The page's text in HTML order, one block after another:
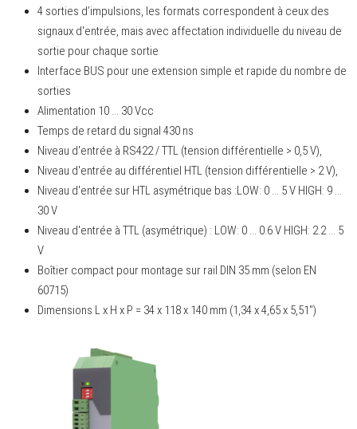
4 sorties d’impulsions, les formats correspondent à ceux des
signaux d'entrée, mais avec affectation individuelle du niveau de
sortie pour chaque sortie
Interface BUS pour une extension simple et rapide du nombre de
sorties
Alimentation 10 ... 30 Vcc
Temps de retard du signal 430 ns
Niveau d'entrée à RS422 / TTL (tension différentielle > 0,5 V),
Niveau d'entrée au différentiel HTL (tension différentielle > 2 V),
Niveau d'entrée sur HTL asymétrique bas :LOW: 0 ... 5 V HIGH: 9 ...
30 V
Niveau d'entrée à TTL (asymétrique) : LOW: 0 ... 0.6 V HIGH: 2.2 ... 5
V
Boîtier compact pour montage sur rail DIN 35 mm (selon EN
60715)
Dimensions L x H x P = 34 x 118 x 140 mm (1,34 x 4,65 x 5,51")